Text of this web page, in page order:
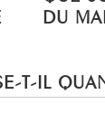
DU
T-IL